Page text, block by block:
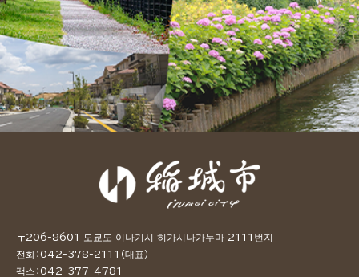
〒206-8601 도쿄도 이나기시 히가시나가누마 2111번지
전화：042-378-2111（대표）
팩스：042-377-4781